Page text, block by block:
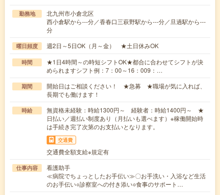
勤務地
北九州市小倉北区
西小倉駅から---分／香春口三萩野駅から---分／旦過駅から---
分
曜日頻度 週2日～5日OK（月～金） ★土日休みOK
時間
★1日4時間～の時短シフトOK★都合に合わせてシフトが決
められますシフト例：7：00～16：009：…
期間
開始日はご相談ください！ ★急募 ★職場が気に入れば、
長期でも働けます！
時給
無資格未経験：時給1300円～ 経験者：時給1400円～ ★
日払い／週払い制度あり（月払いも選べます）※稼働開始時
は手続き完了次第のお支払いとなります。
交通費
交通費全額支給※規定有
仕事内容
看護助手
≪病院でちょっとしたお手伝い≫〇お手洗い・入浴など生活
のお手伝い○診察室への付き添い○食事のサポート…